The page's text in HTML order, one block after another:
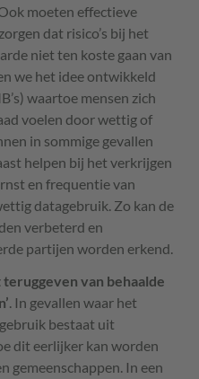
moeten effectieve
dat risico’s bij het
niet ten koste gaan van
we het idee ontwikkeld
waartoe mensen zich
voelen door wettig of
in sommige gevallen
helpen bij het verkrijgen
en frequentie van
datagebruik. Zo kan de
verbeterd en
partijen worden erkend.
van behaalde
. In gevallen waar het
bestaat uit
dit eerlijker kan worden
gemeenschappen. In een